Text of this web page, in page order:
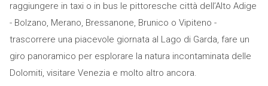
raggiungere in taxi o in bus le pittoresche città dell’Alto Adige
- Bolzano, Merano, Bressanone, Brunico o Vipiteno -
trascorrere una piacevole giornata al Lago di Garda, fare un
giro panoramico per esplorare la natura incontaminata delle
Dolomiti, visitare Venezia e molto altro ancora.